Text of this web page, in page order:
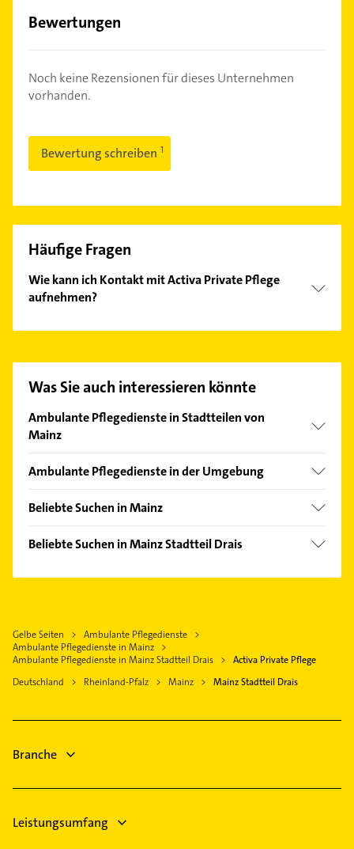
Bewertungen
Noch keine Rezensionen für dieses Unternehmen
vorhanden.
Bewertung schreiben
Häufige Fragen
Wie kann ich Kontakt mit Activa Private Pflege
aufnehmen?
finden Sie alleKontaktdaten.
Was Sie auch interessieren könnte
Ambulante Pflegedienste in Stadtteilen von
Mainz
Finthen
Hartenberg/Münchfeld
Ambulante Pflegedienste in der Umgebung
Eltville am Rhein
Bodenheim Rhein
Geisenheim Rheingau
Oppenheim
Taunusstein
Beliebte Suchen in Mainz
Ärztehaus
Allgemeinarzt
Lüftungsanlagen
Heizungsbauer
Heizungsfirmen
Beliebte Suchen in Mainz Stadtteil Drais
Rechtsanwalt
Physikalische Therapie
Physiotherapie
Gelbe Seiten
Ambulante Pflegedienste
Ambulante Pflegedienste in Mainz
Ambulante Pflegedienste in Mainz Stadtteil Drais
Activa Private Pflege
Deutschland
Rheinland-Pfalz Mainz Mainz Stadtteil Drais
Branche
Leistungsumfang